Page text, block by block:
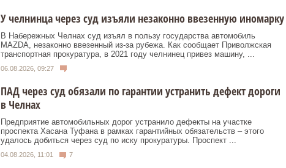
У челнинца через суд изъяли незаконно ввезенную иномарку
В Набережных Челнах суд изъял в пользу государства автомобиль
MAZDA, незаконно ввезенный из‑за рубежа. Как сообщает Приволжская
транспортная прокуратура, в 2021 году челнинец привез машину, ...
06.08.2026, 09:27
ПАД через суд обязали по гарантии устранить дефект дороги
в Челнах
Предприятие автомобильных дорог устранило дефекты на участке
проспекта Хасана Туфана в рамках гарантийных обязательств – этого
удалось добиться через суд по иску прокуратуры. Проспект ...
04.08.2026, 11:01 7